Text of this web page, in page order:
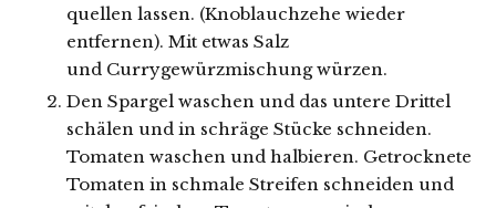
quellen lassen. (Knoblauchzehe wieder
entfernen). Mit etwas Salz
und Currygewürzmischung würzen.
Den Spargel waschen und das untere Drittel
schälen und in schräge Stücke schneiden.
Tomaten waschen und halbieren. Getrocknete
Tomaten in schmale Streifen schneiden und